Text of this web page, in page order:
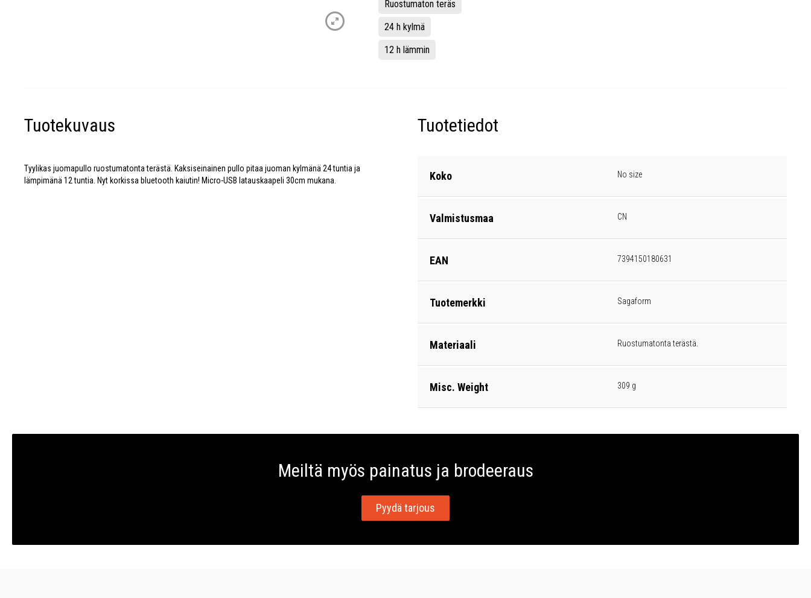
Ruostumaton teräs
24 h kylmä
12 h lämmin
Tuotekuvaus
Tyylikas juomapullo ruostumatonta terästä. Kaksiseinainen pullo pitaa juoman kylmänä 24 tuntia ja
lämpimänä 12 tuntia. Nyt korkissa bluetooth kaiutin! Micro-USB latauskaapeli 30cm mukana.
Tuotetiedot
Koko No size
Valmistusmaa CN
EAN 7394150180631
Tuotemerkki Sagaform
Materiaali Ruostumatonta terästä.
Misc. Weight 309 g
Meiltä myös painatus ja brodeeraus
Pyydä tarjous